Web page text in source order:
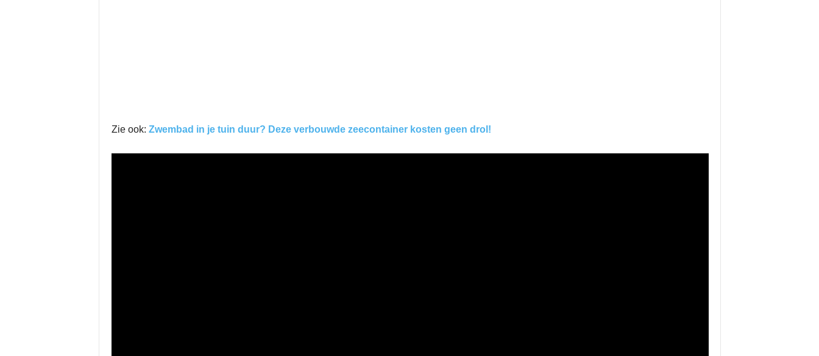
Zie ook: Zwembad in je tuin duur? Deze verbouwde zeecontainer kosten geen drol!